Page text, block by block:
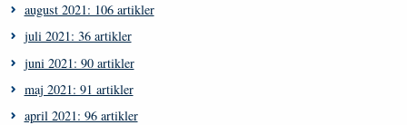
august 2021: 106 artikler
juli 2021: 36 artikler
juni 2021: 90 artikler
maj 2021: 91 artikler
april 2021: 96 artikler